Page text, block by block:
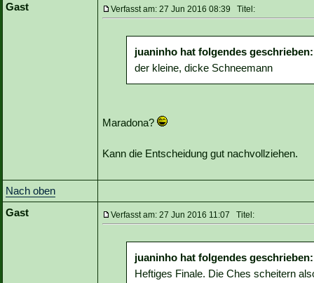
Gast
Verfasst am: 27 Jun 2016 08:39 Titel:
juaninho hat folgendes geschrieben:
der kleine, dicke Schneemann
Maradona?
Kann die Entscheidung gut nachvollziehen.
Nach oben
Gast
Verfasst am: 27 Jun 2016 11:07 Titel:
juaninho hat folgendes geschrieben:
Heftiges Finale. Die Ches scheitern